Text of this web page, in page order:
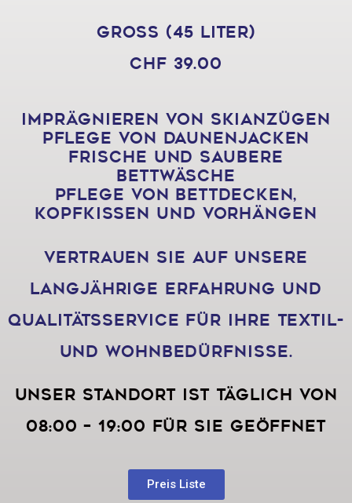
Gross (45 Liter)
CHF 39.00
Imprägnieren von Skianzügen
Pflege von Daunenjacken
Frische und saubere
Bettwäsche
Pflege von Bettdecken,
Kopfkissen und Vorhängen
Vertrauen Sie auf unsere
langjährige Erfahrung und
Qualitätsservice für Ihre Textil-
und Wohnbedürfnisse.
Unser Standort ist täglich von
08:00 – 19:00 für Sie geöffnet
Preis Liste